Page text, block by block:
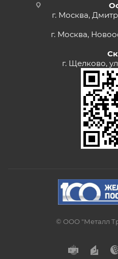
г. Москва,
г. Москва,
г. Щелково,
© ООО "Металл